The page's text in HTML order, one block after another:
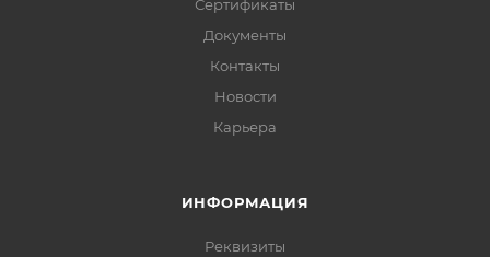
Сертификаты
Документы
Контакты
Новости
Карьера
ИНФОРМАЦИЯ
Реквизиты